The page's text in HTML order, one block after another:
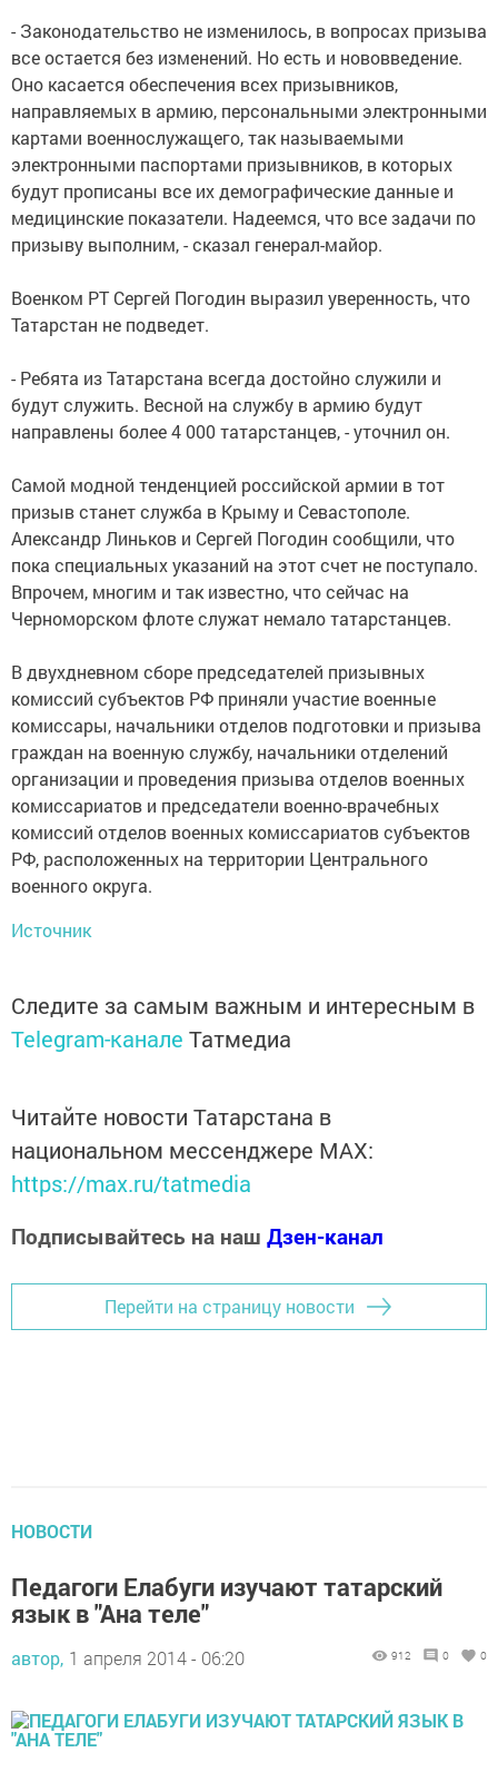
- Законодательство не изменилось, в вопросах призыва
все остается без изменений. Но есть и нововведение.
Оно касается обеспечения всех призывников,
направляемых в армию, персональными электронными
картами военнослужащего, так называемыми
электронными паспортами призывников, в которых
будут прописаны все их демографические данные и
медицинские показатели. Надеемся, что все задачи по
призыву выполним, - сказал генерал-майор.
Военком РТ Сергей Погодин выразил уверенность, что
Татарстан не подведет.
- Ребята из Татарстана всегда достойно служили и
будут служить. Весной на службу в армию будут
направлены более 4 000 татарстанцев, - уточнил он.
Самой модной тенденцией российской армии в тот
призыв станет служба в Крыму и Севастополе.
Александр Линьков и Сергей Погодин сообщили, что
пока специальных указаний на этот счет не поступало.
Впрочем, многим и так известно, что сейчас на
Черноморском флоте служат немало татарстанцев.
В двухдневном сборе председателей призывных
комиссий субъектов РФ приняли участие военные
комиссары, начальники отделов подготовки и призыва
граждан на военную службу, начальники отделений
организации и проведения призыва отделов военных
комиссариатов и председатели военно-врачебных
комиссий отделов военных комиссариатов субъектов
РФ, расположенных на территории Центрального
военного округа.
Источник
Следите за самым важным и интересным в
Telegram-канале Татмедиа
Читайте новости Татарстана в
национальном мессенджере MАХ:
https://max.ru/tatmedia
Подписывайтесь на наш Дзен-канал
Перейти на страницу новости
НОВОСТИ
Педагоги Елабуги изучают татарский
язык в "Ана теле"
автор, 1 апреля 2014 - 06:20 912 0 0